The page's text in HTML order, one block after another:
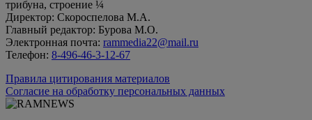
трибуна, строение ¼
Директор: Скороспелова М.А.
Главный редактор: Бурова М.О.
Электронная почта: rammedia22@mail.ru
Телефон: 8-496-46-3-12-67
Правила цитирования материалов
Согласие на обработку персональных данных